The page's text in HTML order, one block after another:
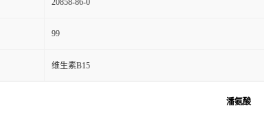
20858-86-0
99
维生素B15
潘氨酸